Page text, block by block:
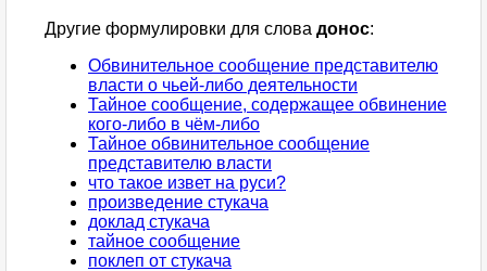
Другие формулировки для слова донос:
Обвинительное сообщение представителю
власти о чьей-либо деятельности
Тайное сообщение, содержащее обвинение
кого-либо в чём-либо
Тайное обвинительное сообщение
представителю власти
что такое извет на руси?
произведение стукача
доклад стукача
тайное сообщение
поклеп от стукача